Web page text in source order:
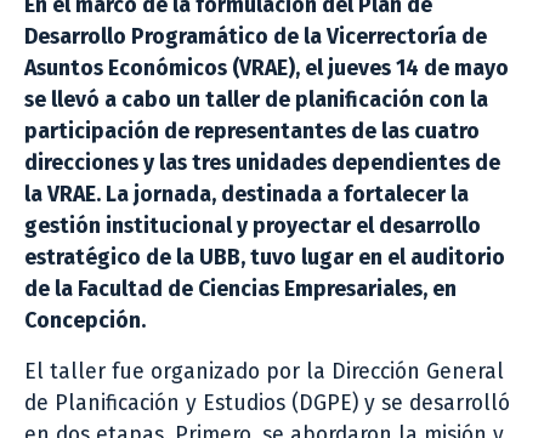
En el marco de la formulación del Plan de
Desarrollo Programático de la Vicerrectoría de
Asuntos Económicos (VRAE), el jueves 14 de mayo
se llevó a cabo un taller de planificación con la
participación de representantes de las cuatro
direcciones y las tres unidades dependientes de
la VRAE. La jornada, destinada a fortalecer la
gestión institucional y proyectar el desarrollo
estratégico de la UBB, tuvo lugar en el auditorio
de la Facultad de Ciencias Empresariales, en
Concepción.
El taller fue organizado por la Dirección General
de Planificación y Estudios (DGPE) y se desarrolló